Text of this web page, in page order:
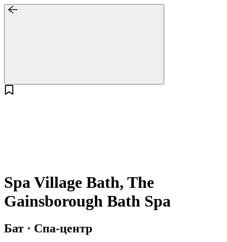
Spa Village Bath, The
Gainsborough Bath Spa
Бат · Спа-центр